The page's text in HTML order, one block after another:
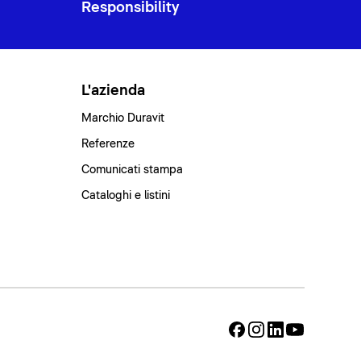
Responsibility
L'azienda
Marchio Duravit
Referenze
Comunicati stampa
Cataloghi e listini